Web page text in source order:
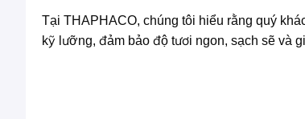
Tại THAPHACO, chúng tôi hiểu rằng quý
kỹ lưỡng, đảm bảo độ tươi ngon, sạch sẽ và